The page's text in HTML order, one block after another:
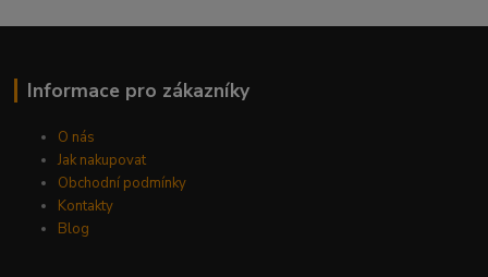
Informace pro zákazníky
O nás
Jak nakupovat
Obchodní podmínky
Kontakty
Blog